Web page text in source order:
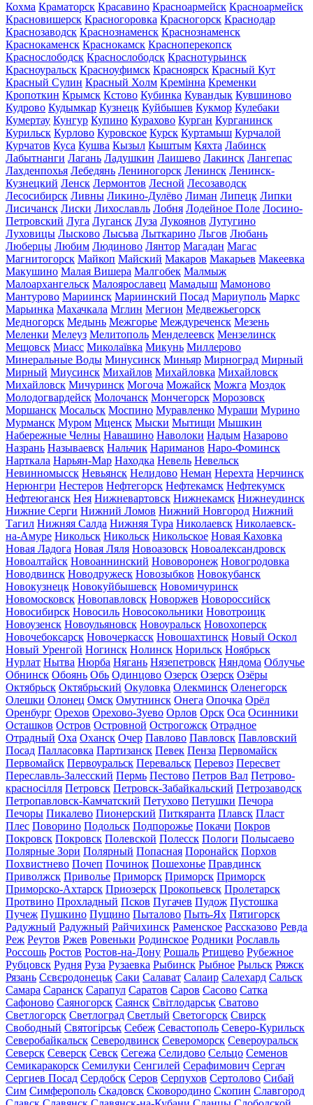
Кохма Краматорск Красавино Красноармейск Красноармейск
Красновишерск Красногоровка Красногорск Краснодар
Краснозаводск Краснознаменск Краснознаменск
Краснокаменск Краснокамск Красноперекопск
Краснослободск Краснослободск Краснотурьинск
Красноуральск Красноуфимск Красноярск Красный Кут
Красный Сулин Красный Холм Кремінна Кременки
Кропоткин Крымск Кстово Кубинка Кувандык Кувшиново
Кудрово Кудымкар Кузнецк Куйбышев Кукмор Кулебаки
Кумертау Кунгур Купино Курахово Курган Курганинск
Курильск Курлово Куровское Курск Куртамыш Курчалой
Курчатов Куса Кушва Кызыл Кыштым Кяхта Лабинск
Лабытнанги Лагань Ладушкин Лаишево Лакинск Лангепас
Лахденпохья Лебедянь Лениногорск Ленинск Ленинск-
Кузнецкий Ленск Лермонтов Лесной Лесозаводск
Лесосибирск Ливны Ликино-Дулёво Лиман Липецк Липки
Лисичанск Лиски Лихославль Лобня Лодейное Поле Лосино-
Петровский Луга Луганск Луза Лукоянов Лутугино
Луховицы Лысково Лысьва Лыткарино Льгов Любань
Люберцы Любим Людиново Лянтор Магадан Магас
Магнитогорск Майкоп Майский Макаров Макарьев Макеевка
Макушино Малая Вишера Малгобек Малмыж
Малоархангельск Малоярославец Мамадыш Мамоново
Мантурово Мариинск Мариинский Посад Мариуполь Маркс
Марьинка Махачкала Мглин Мегион Медвежьегорск
Медногорск Медынь Межгорье Междуреченск Мезень
Меленки Мелеуз Мелитополь Менделеевск Мензелинск
Мещовск Миасс Миколаївка Микунь Миллерово
Минеральные Воды Минусинск Миньяр Мирноград Мирный
Мирный Миусинск Михайлов Михайловка Михайловск
Михайловск Мичуринск Могоча Можайск Можга Моздок
Молодогвардейск Молочанск Мончегорск Морозовск
Моршанск Мосальск Моспино Муравленко Мураши Мурино
Мурманск Муром Мценск Мыски Мытищи Мышкин
Набережные Челны Навашино Наволоки Надым Назарово
Назрань Называевск Нальчик Нариманов Наро-Фоминск
Нарткала Нарьян-Мар Находка Невель Невельск
Невинномысск Невьянск Нелидово Неман Нерехта Нерчинск
Нерюнгри Нестеров Нефтегорск Нефтекамск Нефтекумск
Нефтеюганск Нея Нижневартовск Нижнекамск Нижнеудинск
Нижние Серги Нижний Ломов Нижний Новгород Нижний
Тагил Нижняя Салда Нижняя Тура Николаевск Николаевск-
на-Амуре Никольск Никольск Никольское Новая Каховка
Новая Ладога Новая Ляля Новоазовск Новоалександровск
Новоалтайск Новоаннинский Нововоронеж Новогродовка
Новодвинск Новодружеск Новозыбков Новокубанск
Новокузнецк Новокуйбышевск Новомичуринск
Новомосковск Новопавловск Новоржев Новороссийск
Новосибирск Новосиль Новосокольники Новотроицк
Новоузенск Новоульяновск Новоуральск Новохоперск
Новочебоксарск Новочеркасск Новошахтинск Новый Оскол
Новый Уренгой Ногинск Нолинск Норильск Ноябрьск
Нурлат Нытва Нюрба Нягань Нязепетровск Няндома Облучье
Обнинск Обоянь Обь Одинцово Озерск Озерск Озёры
Октябрьск Октябрьский Окуловка Олекминск Оленегорск
Олешки Олонец Омск Омутнинск Онега Опочка Орёл
Оренбург Орехов Орехово-Зуево Орлов Орск Оса Осинники
Осташков Остров Островной Острогожск Отрадное
Отрадный Оха Оханск Очер Павлово Павловск Павловский
Посад Палласовка Партизанск Певек Пенза Первомайск
Первомайск Первоуральск Перевальск Перевоз Пересвет
Переславль-Залесский Пермь Пестово Петров Вал Петрово-
красносілля Петровск Петровск-Забайкальский Петрозаводск
Петропавловск-Камчатский Петухово Петушки Печора
Печоры Пикалево Пионерский Питкяранта Плавск Пласт
Плес Поворино Подольск Подпорожье Покачи Покров
Покровск Покровск Полевской Полесск Пологи Полысаево
Полярные Зори Полярный Попасная Поронайск Порхов
Похвистнево Почеп Починок Пошехонье Правдинск
Приволжск Приволье Приморск Приморск Приморск
Приморско-Ахтарск Приозерск Прокопьевск Пролетарск
Протвино Прохладный Псков Пугачев Пудож Пустошка
Пучеж Пушкино Пущино Пыталово Пыть-Ях Пятигорск
Радужный Радужный Райчихинск Раменское Рассказово Ревда
Реж Реутов Ржев Ровеньки Родинское Родники Рославль
Россошь Ростов Ростов-на-Дону Рошаль Ртищево Рубежное
Рубцовск Рудня Руза Рузаевка Рыбинск Рыбное Рыльск Ряжск
Рязань Сєвєродонецьк Саки Салават Салаир Салехард Сальск
Самара Саранск Сарапул Саратов Саров Сасово Сатка
Сафоново Саяногорск Саянск Світлодарськ Сватово
Светлогорск Светлоград Светлый Светогорск Свирск
Свободный Святогірськ Себеж Севастополь Северо-Курильск
Северобайкальск Северодвинск Североморск Североуральск
Северск Северск Севск Сегежа Селидово Сельцо Семенов
Семикаракорск Семилуки Сенгилей Серафимович Сергач
Сергиев Посад Сердобск Серов Серпухов Сертолово Сибай
Сим Симферополь Скадовск Сковородино Скопин Славгород